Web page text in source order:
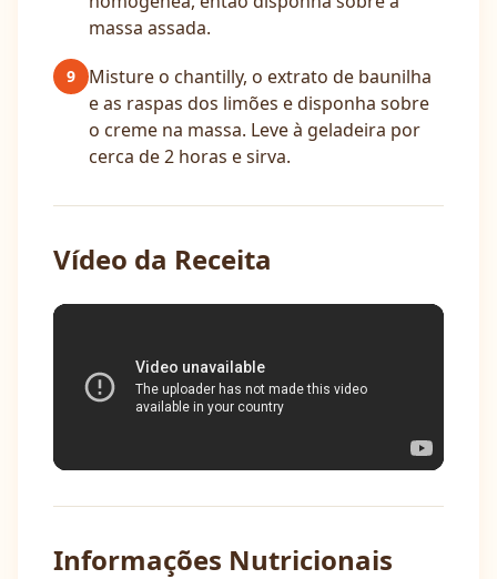
massa assada.
9
Misture o chantilly, o extrato de baunilha
e as raspas dos limões e disponha sobre
o creme na massa. Leve à geladeira por
cerca de 2 horas e sirva.
Vídeo da Receita
Informações Nutricionais